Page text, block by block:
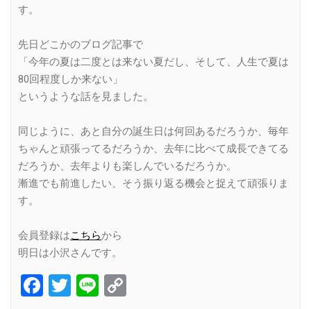
す。
先日どこかのブログ記事で
「今年の夏は二度とは来ない夏だし、そして、人生で夏は
80回程度しか来ない」
というような話を見ました。
同じように、あと自分の誕生日は何回あるだろうか、毎年
ちゃんと頑張ってるだろうか、去年に比べて成長できてる
だろうか、去年よりも楽しんでいるだろうか。
漸進でも前進したい、そう振り返る機会と捉えて頑張りま
す。
会員登録はこちらから
明日は小沢さんです。
Facebook
Twitter
Line